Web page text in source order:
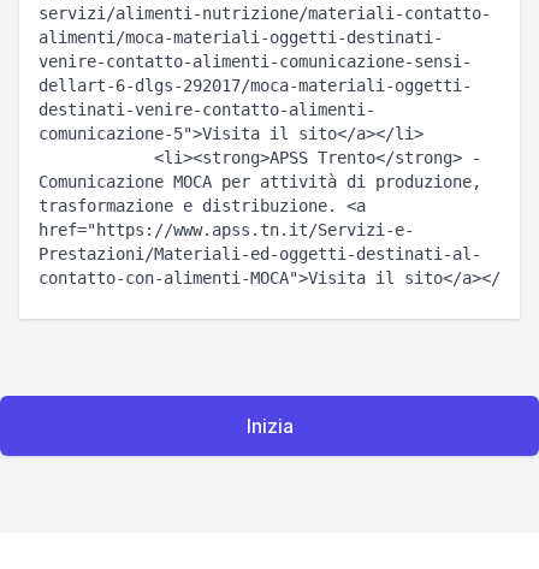
servizi/alimenti-nutrizione/materiali-contatto-
alimenti/moca-materiali-oggetti-destinati-
venire-contatto-alimenti-comunicazione-sensi-
dellart-6-dlgs-292017/moca-materiali-oggetti-
destinati-venire-contatto-alimenti-
comunicazione-5">Visita il sito</a></li>
Comunicazione MOCA per attività di produzione,
trasformazione e distribuzione. <a
href="https://www.apss.tn.it/Servizi-e-
Prestazioni/Materiali-ed-oggetti-destinati-al-
Inizia